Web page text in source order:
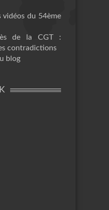
du 54ème
de la CGT :
contradictions
blog